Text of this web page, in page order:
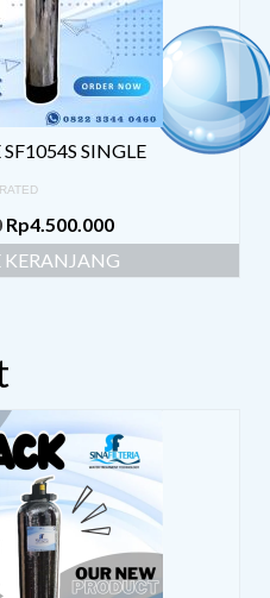
SINGLE
Rp4.500.000